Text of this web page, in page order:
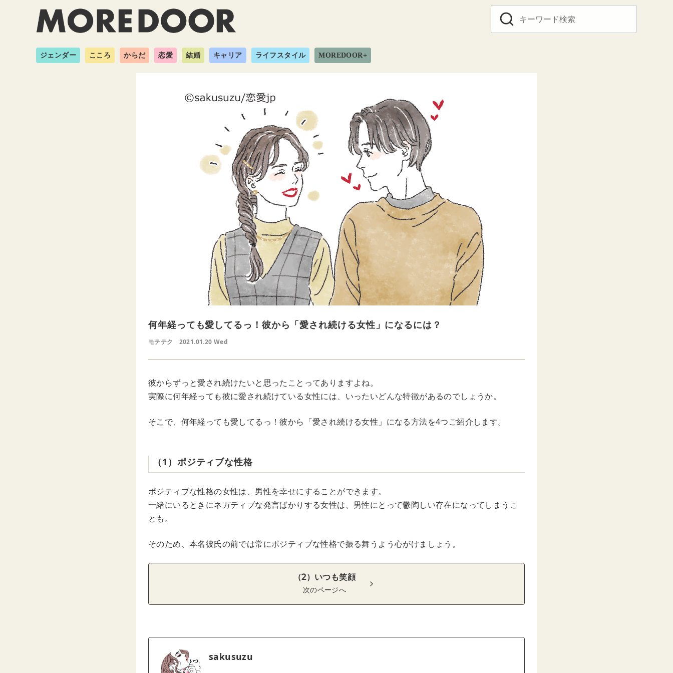
ジェンダー こころ からだ 恋愛 結婚 キャリア ライフスタイル MOREDOOR+
何年経っても愛してるっ！彼から「愛され続ける女性」になるには？
モテテク 2021.01.20 Wed
彼からずっと愛され続けたいと思ったことってありますよね。
実際に何年経っても彼に愛され続けている女性には、いったいどんな特徴があるのでしょうか。
そこで、何年経っても愛してるっ！彼から「愛され続ける女性」になる方法を4つご紹介します。
（1）ポジティブな性格
ポジティブな性格の女性は、男性を幸せにすることができます。
一緒にいるときにネガティブな発言ばかりする女性は、男性にとって鬱陶しい存在になってしまうこ
とも。
そのため、本名彼氏の前では常にポジティブな性格で振る舞うよう心がけましょう。
（2）いつも笑顔
次のページへ
sakusuzu